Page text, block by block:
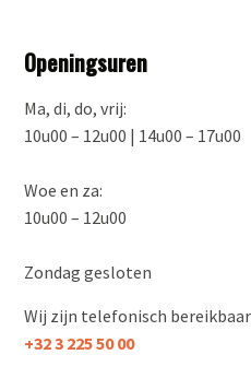
Openingsuren
Ma, di, do, vrij:
10u00 – 12u00 | 14u00 – 17u00
Woe en za:
10u00 – 12u00
Zondag gesloten
Wij zijn telefonisch
+32 3 225 50 00